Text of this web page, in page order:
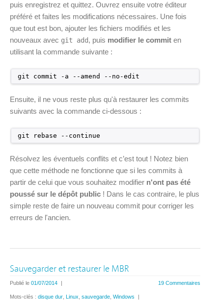
puis enregistrez et quittez. Ouvrez ensuite votre éditeur
préféré et faites les modifications nécessaires. Une fois
que tout est bon, ajouter les fichiers modifiés et les
nouveaux avec git add, puis modifier le commit en
utilisant la commande suivante :
git commit -a --amend --no-edit
Ensuite, il ne vous reste plus qu'à restaurer les commits
suivants avec la commande ci-dessous :
git rebase --continue
Résolvez les éventuels conflits et c’est tout ! Notez bien
que cette méthode ne fonctionne que si les commits à
partir de celui que vous souhaitez modifier n'ont pas été
poussé sur le dépôt public ! Dans le cas contraire, le plus
simple reste de faire un nouveau commit pour corriger les
erreurs de l'ancien.
Sauvegarder et restaurer le MBR
19 Commentaires
Publié le 01/07/2014 |
Mots-clés : disque dur Linux sauvegarde Windows |